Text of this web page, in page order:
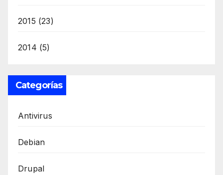
2015 (23)
2014 (5)
Categorías
Antivirus
Debian
Drupal